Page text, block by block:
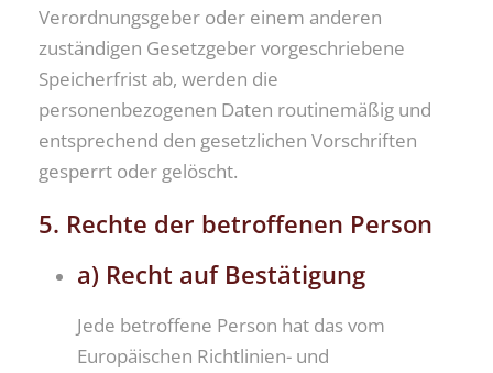
Verordnungsgeber oder einem anderen
zuständigen Gesetzgeber vorgeschriebene
Speicherfrist ab, werden die
personenbezogenen Daten routinemäßig und
entsprechend den gesetzlichen Vorschriften
gesperrt oder gelöscht.
5. Rechte der betroffenen Person
a) Recht auf Bestätigung
Jede betroffene Person hat das vom
Europäischen Richtlinien- und